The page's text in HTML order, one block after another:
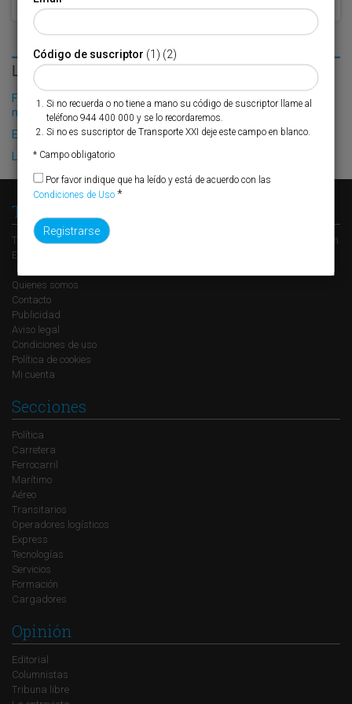
LO MÁS LEÍDO
Fribasa refuerza su logística con la puesta en marcha de una
nueva base en Vizcaya
El Puerto de Valencia crecerá en oferta ro-pax
Lidl vuelve a escoger España como ‘hub’
Transporte XXI
Transporte XXI es el periódico de referencia del transporte y la logística en
España, perteneciente al Grupo XXI de Comunicación Empresarial.
Quienes somos
Contacto
Publicidad
Aviso legal
Condiciones de uso
Política de cookies
Mi cuenta
Secciones
Política
Carretera
Ferrocarril
Marítimo
Aéreo
Transitarios
Operadores logísticos
Express
Tecnologías
Servicios
Formación
Cargadores
Opinión
Editorial
Columnistas
Tribuna libre
Código de suscriptor (1) (2)
Si no recuerda o no tiene a mano su código de suscriptor llame al
teléfono 944 400 000 y se lo recordaremos.
Si no es suscriptor de Transporte XXI deje este campo en blanco.
* Campo obligatorio
Por favor indique que ha leído y está de acuerdo con las
Condiciones de Uso *